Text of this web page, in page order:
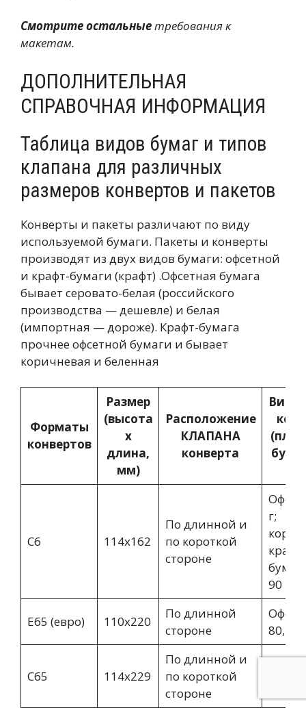
Смотрите остальныетребования к
макетам.
ДОПОЛНИТЕЛЬНАЯ
СПРАВОЧНАЯ ИНФОРМАЦИЯ
Таблица видов бумаг и типов
клапана для различных
размеров конвертов и пакетов
Конверты и пакеты различают по виду
используемой бумаги. Пакеты и конверты
производят из двух видов бумаги: офсетной
и крафт-бумаги (крафт) .Офсетная бумага
бывает серовато-белая (российского
производства — дешевле) и белая
(импортная — дороже). Крафт-бумага
прочнее офсетной бумаги и бывает
коричневая и беленная
Форматы
конвертов
Размер
(высота
х
длина,
мм)
Расположение
КЛАПАНА
конверта
Вид
С6 114х162
По длинной и
по короткой
стороне
г;
крафт-
90 г
Е65 (евро) 110х220
По длинной
стороне
80,
С65 114х229
По длинной и
по короткой
стороне